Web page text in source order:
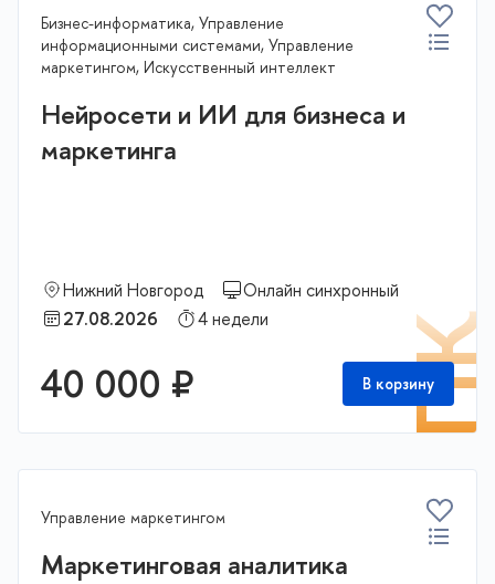
Бизнес-информатика, Управление
информационными системами, Управление
маркетингом, Искусственный интеллект
Нейросети и ИИ для бизнеса и
маркетинга
Нижний Новгород
Онлайн синхронный
27.08.2026
4 недели
40 000 ₽ В корзину
Управление маркетингом
Маркетинговая аналитика